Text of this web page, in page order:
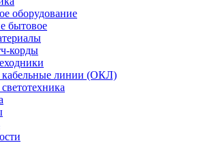
оборудование
бытовое
корды
кабельные линии (ОКЛ)